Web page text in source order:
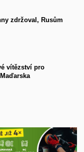
zdržoval, Rusům
vítězství pro